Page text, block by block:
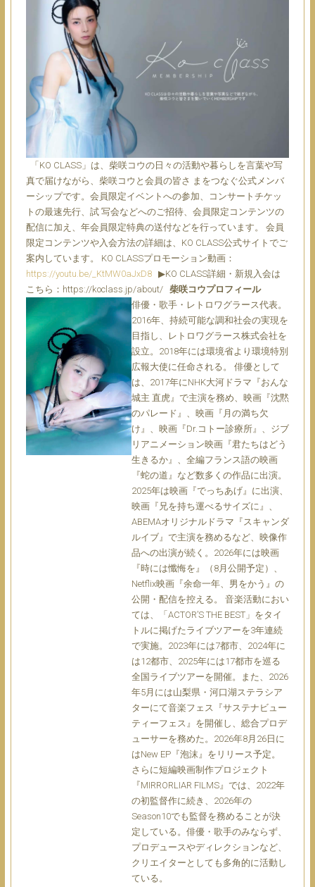
「KO CLASS」は、柴咲コウの日々の活動や暮らしを言葉や写
真で届けながら、柴咲コウと会員の皆さ まをつなぐ公式メンバ
ーシップです。会員限定イベントへの参加、コンサートチケッ
トの最速先行、試 写会などへのご招待、会員限定コンテンツの
配信に加え、年会員限定特典の送付などを行っています。 会員
限定コンテンツや入会方法の詳細は、KO CLASS公式サイトでご
案内しています。 KO CLASSプロモーション動画：
https://youtu.be/_KtMW0aJxD8▶︎KO CLASS詳細・新規入会は
こちら：https://koclass.jp/about/ 柴咲コウプロフィール
俳優・歌手・レトロワグラース代表。
2016年、持続可能な調和社会の実現を
目指し、レトロワグラース株式会社を
設立。2018年には環境省より環境特別
広報大使に任命される。 俳優として
は、2017年にNHK大河ドラマ『おんな
城主 直虎』で主演を務め、映画『沈黙
のパレード』、映画『月の満ち欠
け』、映画『Dr.コトー診療所』、ジブ
リアニメーション映画『君たちはどう
生きるか』、全編フランス語の映画
『蛇の道』など数多くの作品に出演。
2025年は映画『でっちあげ』に出演、
映画『兄を持ち運べるサイズに』、
ABEMAオリジナルドラマ『スキャンダ
ルイブ』で主演を務めるなど、映像作
品への出演が続く。2026年には映画
『時には懺悔を』（8月公開予定）、
Netflix映画『余命一年、男をかう』の
公開・配信を控える。 音楽活動におい
ては、「ACTOR’S THE BEST」をタイ
トルに掲げたライブツアーを3年連続
で実施。2023年には7都市、2024年に
は12都市、2025年には17都市を巡る
全国ライブツアーを開催。また、2026
年5月には山梨県・河口湖ステラシア
ターにて音楽フェス『サステナビュー
ティーフェス』を開催し、総合プロデ
ューサーを務めた。2026年8月26日に
はNew EP『泡沫』をリリース予定。
さらに短編映画制作プロジェクト
『MIRRORLIAR FILMS』では、2022年
の初監督作に続き、2026年の
Season10でも監督を務めることが決
定している。俳優・歌手のみならず、
プロデュースやディレクションなど、
クリエイターとしても多角的に活動し
ている。